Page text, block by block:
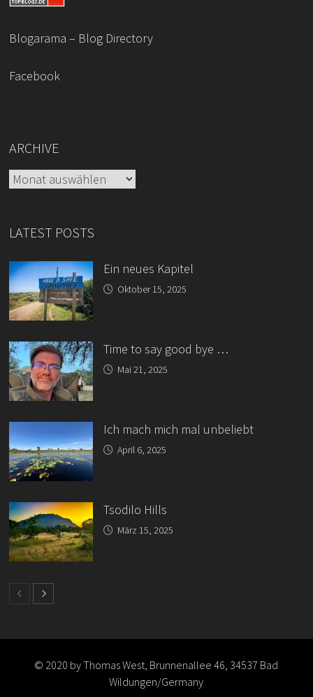
Blogarama – Blog Directory
Facebook
ARCHIVE
Archive
LATEST POSTS
Ein neues Kapitel
Oktober 15, 2025
Time to say good bye …
Mai 21, 2025
Ich mach mich mal unbeliebt
April 6, 2025
Tsodilo Hills
März 15, 2025
© 2020 by Thomas West, Brunnenallee 46, 34537 Bad
Wildungen/Germany